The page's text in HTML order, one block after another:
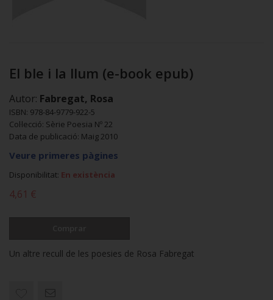
El ble i la llum (e-book epub)
Autor: Fabregat, Rosa
ISBN: 978-84-9779-922-5
Col·lecció: Sèrie Poesia Nº 22
Data de publicació: Maig 2010
Veure primeres pàgines
Disponibilitat: En existència
4,61 €
Un altre recull de les poesies de Rosa Fabregat